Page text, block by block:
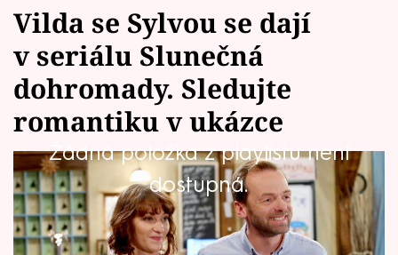
Témata
Celebrity
Vztahy
Seriály
Vilda se Sylvou se dají
v seriálu Slunečná
dohromady. Sledujte
romantiku v ukázce
Žádná položka z playlistu není
dostupná.
Vztah Vildy a Sylvy je od počátku seriálu
Slunečná turbulentní. A jak se zdá, turbulence
stále nekončí! Přesvědčte se o tom ve 119.